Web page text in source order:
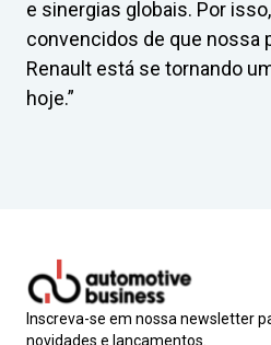
e sinergias globais. Por
convencidos de que nossa
Renault está se tornando
hoje.”
Inscreva-se em nossa newsletter
novidades e lançamentos.